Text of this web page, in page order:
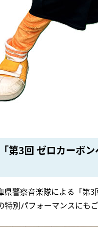
第3回 ゼロカーボ
警察音楽隊による「第
別パフォーマンスにも